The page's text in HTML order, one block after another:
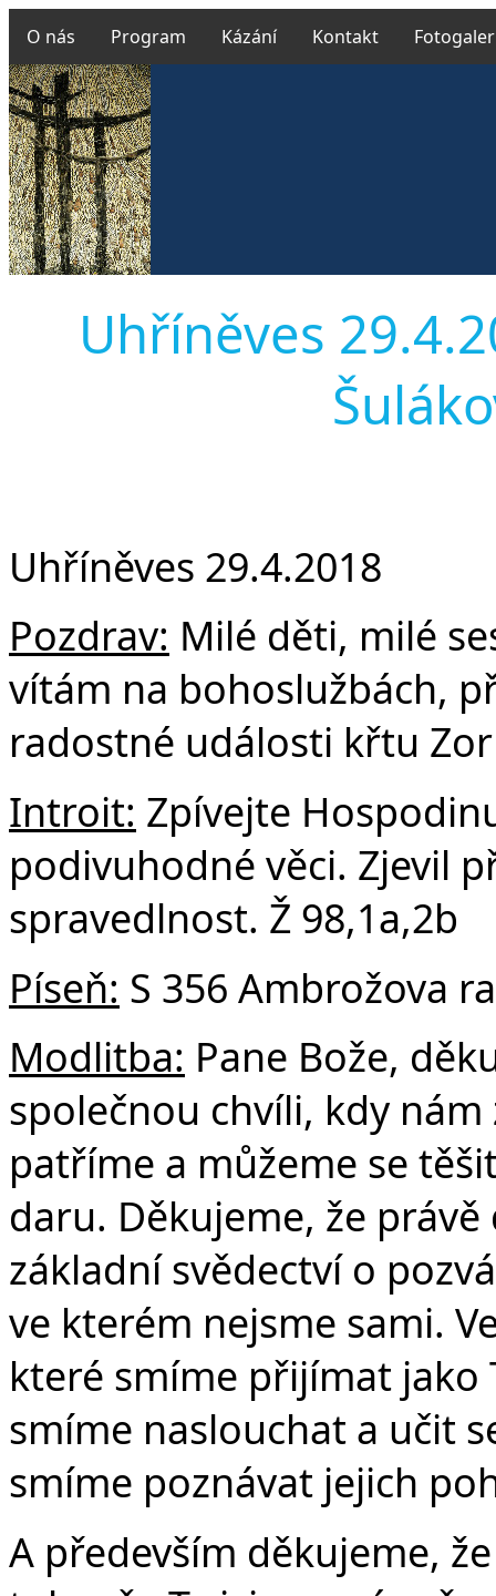
O nás Program Kázání Kontakt
Uhříněves
Uhříněves 29.4.2018
Pozdrav: Milé děti, milé
vítám na bohoslužbách,
radostné události křtu
Introit: Zpívejte
podivuhodné věci. Zjevil
spravedlnost. Ž 98,1a,2b
Píseň: S 356 Ambrožova
Modlitba: Pane Bože,
společnou chvíli, kdy
patříme a můžeme se
daru. Děkujeme, že
základní svědectví o
ve kterém nejsme sami.
které smíme přijímat jako
smíme naslouchat a učit
smíme poznávat jejich
A především děkujeme,